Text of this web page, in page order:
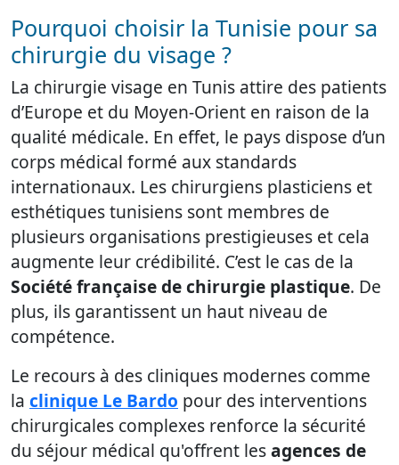
Pourquoi choisir la Tunisie pour sa
chirurgie du visage ?
La chirurgie visage en Tunis attire des patients
d’Europe et du Moyen-Orient en raison de la
qualité médicale. En effet, le pays dispose d’un
corps médical formé aux standards
internationaux. Les chirurgiens plasticiens et
esthétiques tunisiens sont membres de
plusieurs organisations prestigieuses et cela
augmente leur crédibilité. C’est le cas de la
Société française de chirurgie plastique. De
plus, ils garantissent un haut niveau de
compétence.
Le recours à des cliniques modernes comme
la clinique Le Bardo pour des interventions
chirurgicales complexes renforce la sécurité
du séjour médical qu'offrent lesagences de